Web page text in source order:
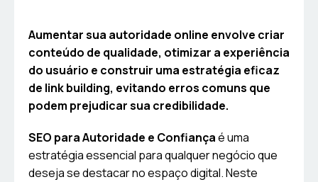
Aumentar sua autoridade online envolve criar
conteúdo de qualidade, otimizar a experiência
do usuário e construir uma estratégia eficaz
de link building, evitando erros comuns que
podem prejudicar sua credibilidade.
SEO para Autoridade e Confiançaé uma
estratégia essencial para qualquer negócio que
deseja se destacar no espaço digital. Neste